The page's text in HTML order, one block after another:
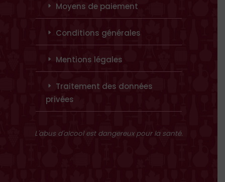
Moyens de paiement
Conditions générales
Mentions légales
Traitement des données
privées
L'abus d'alcool est dangereux pour la santé.